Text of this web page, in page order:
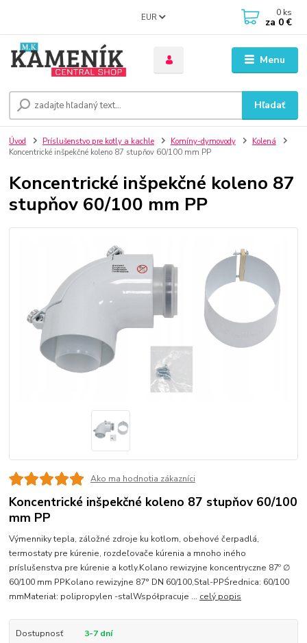
Menu
EUR
Hľadať
0 ks
za 0 €
Úvod Príslušenstvo pre kotly a kachle Komíny-dymovody
Kolená
Koncentrické inšpekčné koleno 87 stupňov 60/100 mm PP
Koncentrické inšpekčné koleno 87
stupňov 60/100 mm PP
Ako ma hodnotia zákazníci
Koncentrické inšpekčné koleno 87 stupňov 60/100
mm PP
Výmenniky tepla, záložné zdroje ku kotlom, obehové čerpadlá,
termostaty pre kúrenie, rozdeľovače kúrenia a mnoho iného
príslušenstva pre kúrenie a kotly.Kolano rewizyjne koncentryczne 87º ∅
60/100 mm PPKolano rewizyjne 87° DN 60/100,Stal-PPŚrednica: 60/100
mmMateriał: polipropylen -stalWspółpracuje ... celý popis
Dostupnosť 3-7 dní